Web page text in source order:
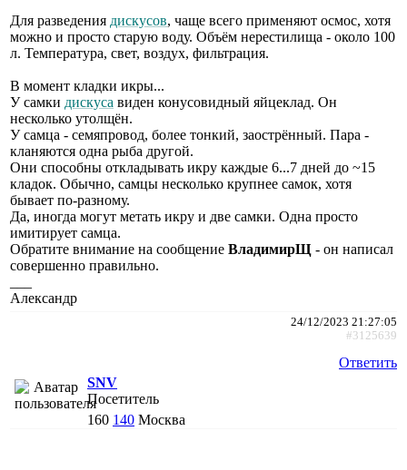
Для разведения дискусов, чаще всего применяют осмос, хотя
можно и просто старую воду. Объём нерестилища - около 100
л. Температура, свет, воздух, фильтрация.
В момент кладки икры...
У самки дискуса виден конусовидный яйцеклад. Он
несколько утолщён.
У самца - семяпровод, более тонкий, заострённый. Пара -
кланяются одна рыба другой.
Они способны откладывать икру каждые 6...7 дней до ~15
кладок. Обычно, самцы несколько крупнее самок, хотя
бывает по-разному.
Да, иногда могут метать икру и две самки. Одна просто
имитирует самца.
Обратите внимание на сообщение ВладимирЩ - он написал
совершенно правильно.
Александр
24/12/2023 21:27:05
#3125639
Ответить
SNV
Посетитель
160 140 Москва